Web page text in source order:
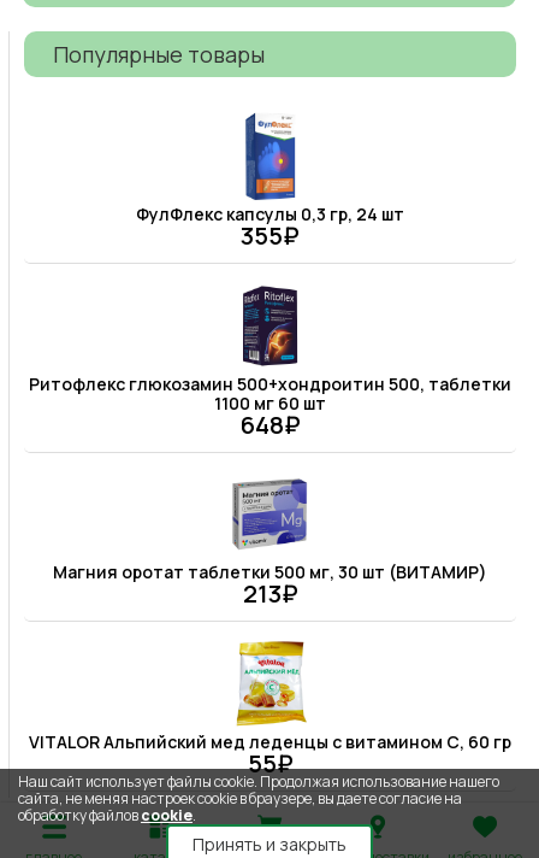
Популярные товары
ФулФлекс капсулы 0,3 гр, 24 шт
355₽
Ритофлекс глюкозамин 500+хондроитин 500, таблетки
1100 мг 60 шт
648₽
Магния оротат таблетки 500 мг, 30 шт (ВИТАМИР)
213₽
VITALOR Альпийский мед леденцы с витамином С, 60 гр
55₽
Наш сайт использует файлы cookie. Продолжая использование нашего
сайта, не меняя настроек cookie в браузере, вы даете согласие на
обработку файловcookie.
Принять и закрыть